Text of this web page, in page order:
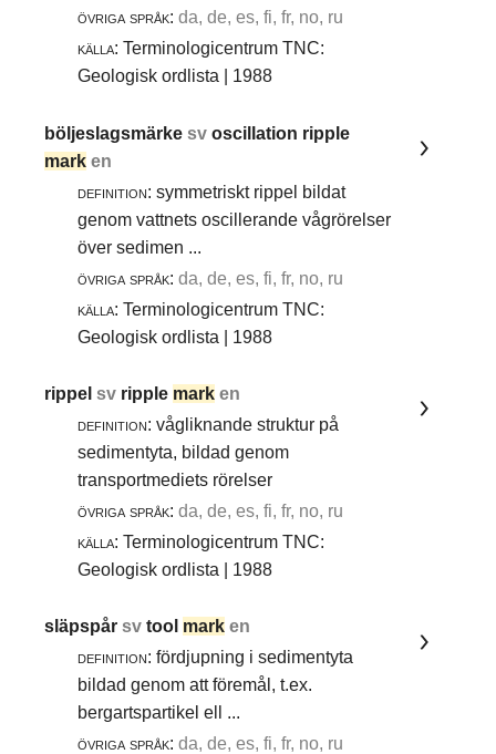
övriga språk: da, de, es, fi, fr, no, ru
källa: Terminologicentrum TNC:
Geologisk ordlista | 1988
böljeslagsmärkesvoscillation ripple
mark en
definition: symmetriskt rippel bildat
genom vattnets oscillerande vågrörelser
över sedimen ...
övriga språk: da, de, es, fi, fr, no, ru
källa: Terminologicentrum TNC:
Geologisk ordlista | 1988
rippelsv ripple mark en
definition: vågliknande struktur på
sedimentyta, bildad genom
transportmediets rörelser
övriga språk: da, de, es, fi, fr, no, ru
källa: Terminologicentrum TNC:
Geologisk ordlista | 1988
släpspårsvtool mark en
definition: fördjupning i sedimentyta
bildad genom att föremål, t.ex.
bergartspartikel ell ...
övriga språk: da, de, es, fi, fr, no, ru